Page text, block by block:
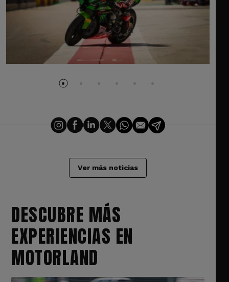
Ver más noticias
DESCUBRE MÁS
EXPERIENCIAS EN
MOTORLAND